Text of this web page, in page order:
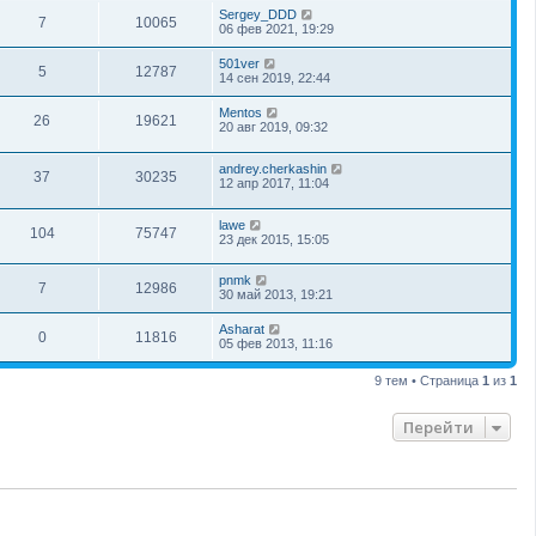
7 10065
Sergey_DDD
06 фев 2021, 19:29
5 12787
501ver
14 сен 2019, 22:44
26 19621
Mentos
20 авг 2019, 09:32
37 30235
andrey.cherkashin
12 апр 2017, 11:04
104 75747
lawe
23 дек 2015, 15:05
7 12986
pnmk
30 май 2013, 19:21
0 11816
Asharat
05 фев 2013, 11:16
9 тем • Страница 1 из 1
Перейти